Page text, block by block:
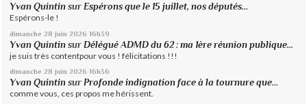
Yvan Quintin surEspérons que le 15 juillet, nos députés...
Espérons-le !
dimanche 28 juin 2026 16h39
Yvan Quintin surDélégué ADMD du 62 : ma 1ère réunion publique...
je suis très contentpour vous ! félicitations !!!
dimanche 28 juin 2026 16h36
Yvan Quintin surProfonde indignation face à la tournure que...
comme vous, ces propos me hérissent.